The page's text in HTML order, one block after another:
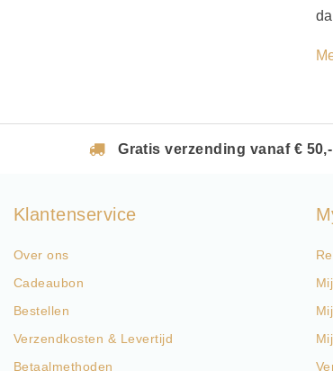
Gratis verzending vanaf € 50,-
Klantenservice
Over ons
Cadeaubon
Bestellen
Verzendkosten & Levertijd
Betaalmethoden